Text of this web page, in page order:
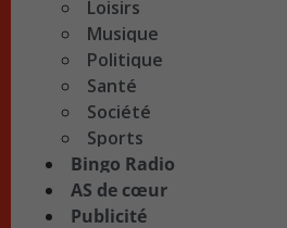
Loisirs
Musique
Politique
Santé
Société
Sports
Bingo Radio
AS de cœur
Publicité